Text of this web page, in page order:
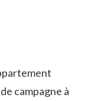
campagne à